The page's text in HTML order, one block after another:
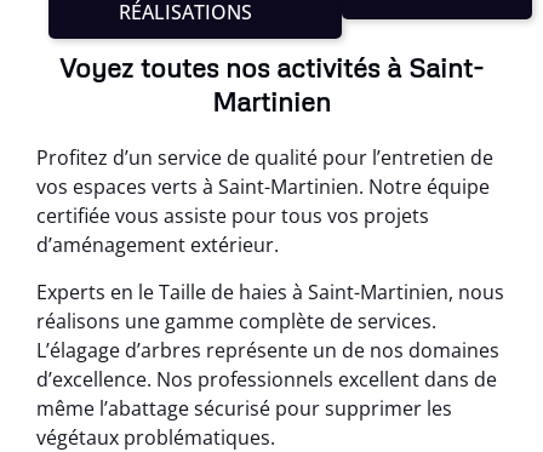
RÉALISATIONS
Voyez toutes nos activités à Saint-
Martinien
Profitez d’un service de qualité pour l’entretien de
vos espaces verts à Saint-Martinien. Notre équipe
certifiée vous assiste pour tous vos projets
d’aménagement extérieur.
Experts en le Taille de haies à Saint-Martinien, nous
réalisons une gamme complète de services.
L’élagage d’arbres représente un de nos domaines
d’excellence. Nos professionnels excellent dans de
même l’abattage sécurisé pour supprimer les
végétaux problématiques.